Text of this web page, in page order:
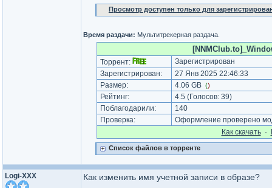
Просмотр доступен только для
Время раздачи: Мультитрекерная раздача.
Торрент:
Зарегистрирован
Зарегистрирован:
27 Янв 2025 22:46:33
Размер:
4.06 GB ()
Рейтинг: 4.5 (Голосов: 39)
Поблагодарили:
140
Проверка:
Оформление проверено
Как cкачать·
Список файлов в торренте
Logi-XXX Как изменить имя учетной записи в образе?